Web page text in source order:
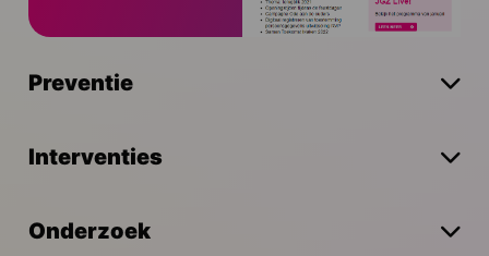
Preventie
Interventies
Onderzoek